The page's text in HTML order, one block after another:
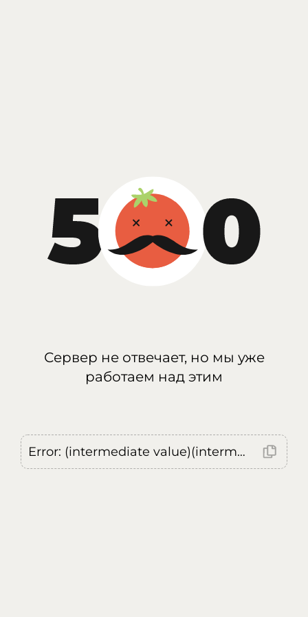
Сервер не отвечает, но мы уже
работаем над этим
Error: (intermediate value)(intermediate value)(intermediate value).replaceAll is not a function